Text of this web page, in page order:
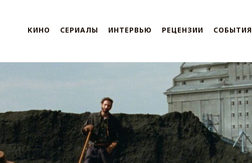
КИНО СЕРИАЛЫ ИНТЕРВЬЮ РЕЦЕНЗИИ СОБЫТИЯ